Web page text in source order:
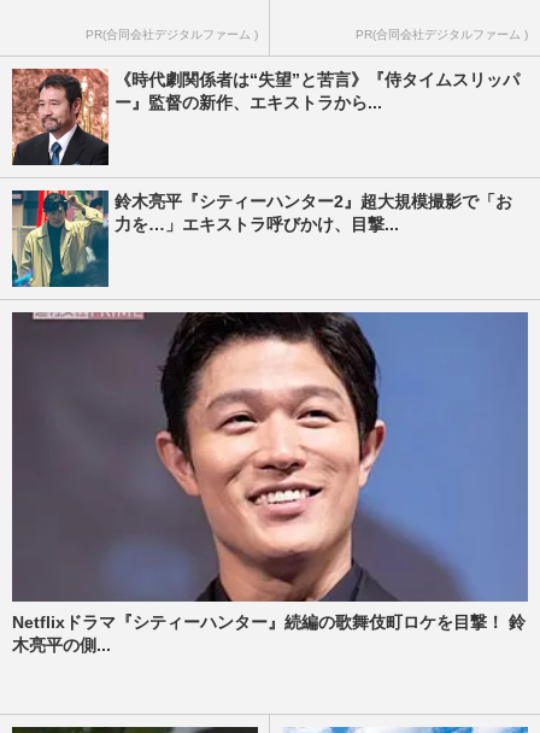
PR(合同会社デジタルファーム ) PR(合同会社デジタルファーム )
《時代劇関係者は“失望”と苦言》『侍タイムスリッパ
ー』監督の新作、エキストラから...
鈴木亮平『シティーハンター2』超大規模撮影で「お
力を…」エキストラ呼びかけ、目撃...
Netflixドラマ『シティーハンター』続編の歌舞伎町ロケを目撃！ 鈴
木亮平の側...